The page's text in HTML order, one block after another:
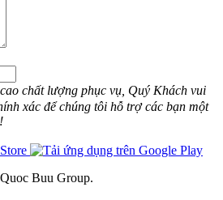
chất lượng phục vụ, Quý Khách vui
xác để chúng tôi hỗ trợ các bạn một
Buu Group.